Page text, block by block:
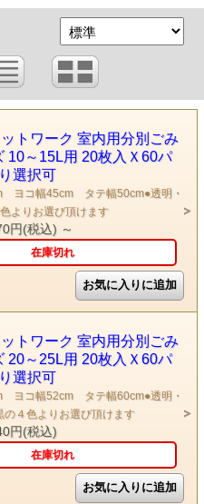
トワーク 室内用分別ごみ
10～15L用 20枚入Ｘ60パ
選択可
ヨコ幅45cm タテ幅50cm●透明・
よりお選び頂けます
円(税込) ～
在庫切れ
トワーク 室内用分別ごみ
20～25L用 20枚入Ｘ60パ
選択可
ヨコ幅52cm タテ幅60cm●透明・
の４色よりお選び頂けます
円(税込)
在庫切れ